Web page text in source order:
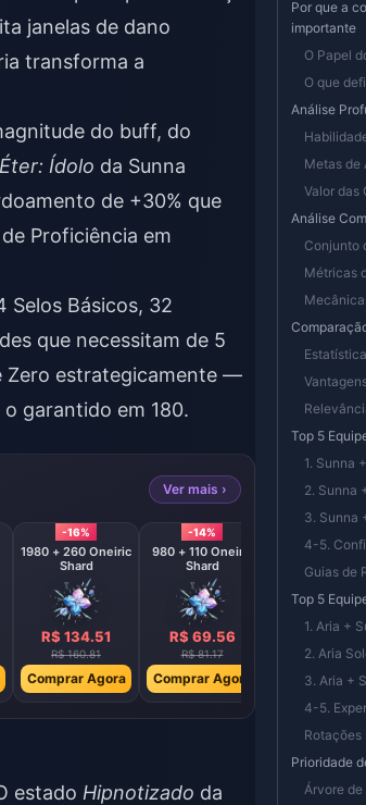
janelas de dano
transforma a
do buff, do
Ídolo da Sunna
de +30% que
Proficiência em
Selos Básicos, 32
que necessitam de 5
Zero estrategicamente —
garantido em 180.
Ver mais ›
-16%
1980 + 260 Oneiric
Shard
R$ 134.51
R$ 160.81
Comprar Agora
-14%
980 + 110 Oneiric
Shard
R$ 69.56
R$ 81.17
Comprar Agora
Express
Pass
R$ 22.31
R$ 26.80
Comprar
estado Hipnotizado da
Por que a
importante
O Papel
O que
Análise
Metas de
Valor das
Análise
Conjunto
Métricas
Top 5
1. Sunna
2. Sunna
3. Sunna
4-5.
Guias de
Top 5
1. Aria +
2. Aria
3. Aria +
4-5.
Rotações
Prioridade
Árvore